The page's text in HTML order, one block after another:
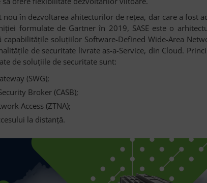
nou în dezvoltarea ahitecturilor de reţea, dar care a fost
formulate de Gartner în 2019, SASE este o
capabilitățile soluțiilor Software-Defined Wide-Area
de securitate livrate as-a-Service, din Cloud.
de soluțiile de securitate sunt:
(SWG);
Broker (CASB);
Access (ZTNA);
la distanță.